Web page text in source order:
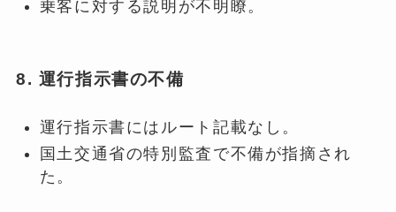
乗客に対する説明が不明瞭。
8. 運行指示書の不備
運行指示書にはルート記載なし。
国土交通省の特別監査で不備が指摘され
た。